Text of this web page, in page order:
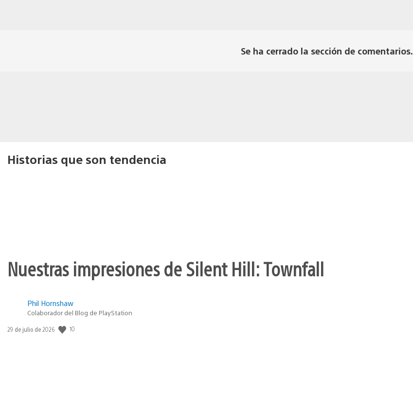
Se ha cerrado la sección de comentarios.
Historias que son tendencia
Nuestras impresiones de Silent Hill: Townfall
Phil Hornshaw
Colaborador del Blog de PlayStation
Fecha
29 de julio de 2026 10